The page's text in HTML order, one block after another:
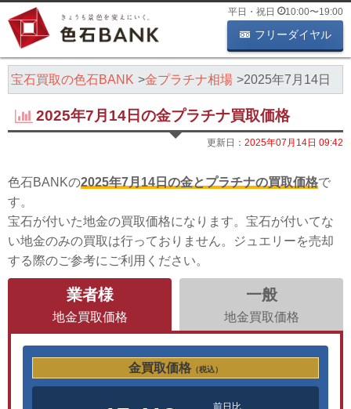
平日・祝日 10:00〜19:00
フリーダイヤル
宝石買取の色石BANK 金プラチナ相場 2025年7月14日
2025年7月14日の金プラチナ買取価格
更新日： 2025年07月14日 09:42
色石BANKの2025年7月14日の金とプラチナの買取価格で
す。
宝石が付いた地金の買取価格になります。宝石が付いてな
い地金のみの買取は行っておりません。ジュエリーを売却
する際のご参考にご利用ください。
業者様
地金買取価格
一般
地金買取価格
金買取価格 （税込）